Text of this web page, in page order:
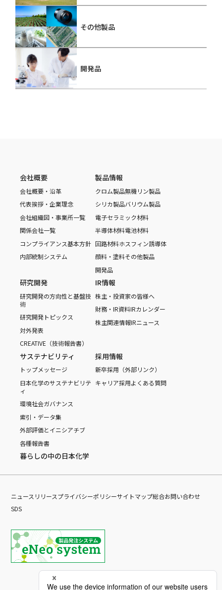
その他製品
開発品
会社概要
会社概要・沿革
代表挨拶・企業理念
会社組織図・事業所一覧
関係会社一覧
コンプライアンス基本方針
内部統制システム
製品情報
クロム製品無機リン製品
シリカ製品バリウム製品
電子セラミック材料
半導体材料電池材料
回路材料ホスフィン誘導体
顔料・塗料その他製品
開発品
研究開発
研究開発の方向性と基盤技
術
研究開発トピックス
対外発表
CREATIVE（技術報告書）
IR情報
株主・投資家の皆様へ
財務・IR資料IRカレンダー
株主関連情報IRニュース
サステナビリティ
トップメッセージ
日本化学のサステナビリテ
ィ
環境社会ガバナンス
索引・データ集
外部評価とイニシアチブ
各種報告書
採用情報
新卒採用（外部リンク）
キャリア採用よくある質問
暮らしの中の日本化学
ニュースリリースプライバシーポリシーサイトマップ総合お問い合わせ
SDS